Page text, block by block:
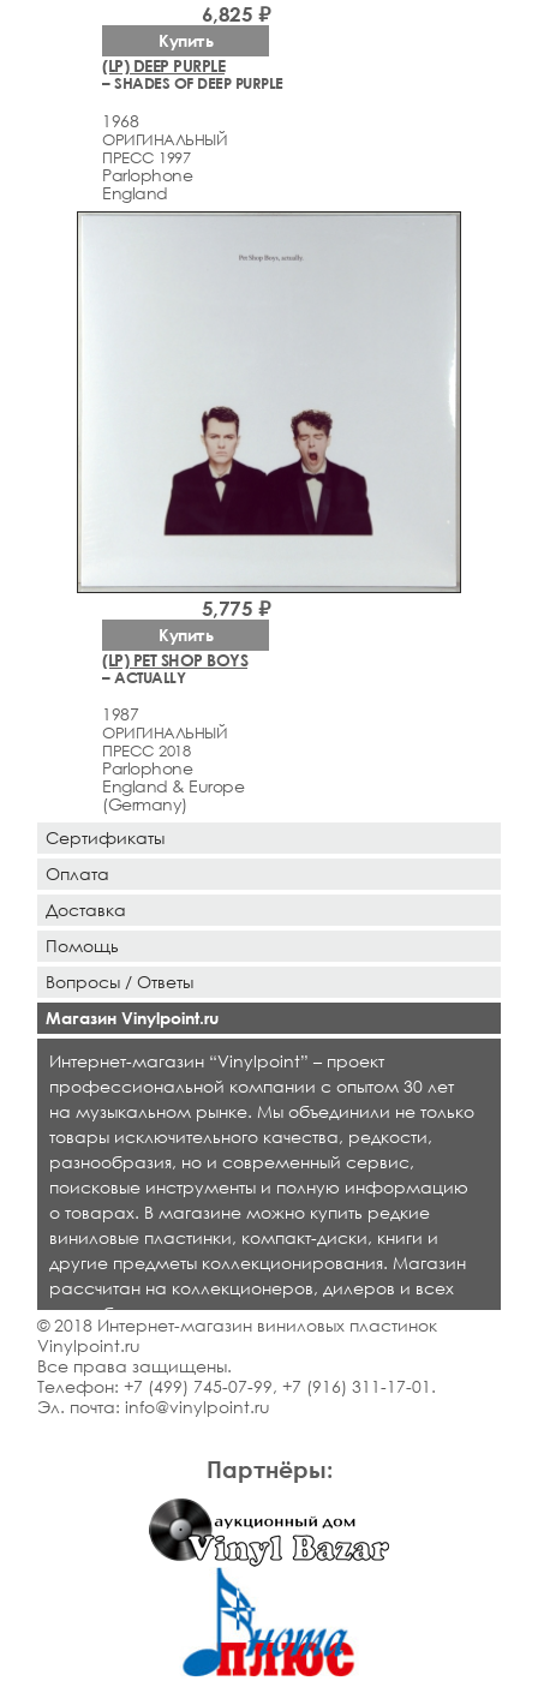
(LP) DEEP PURPLE
– SHADES OF DEEP PURPLE
1968
ОРИГИНАЛЬНЫЙ
ПРЕСС 1997
Parlophone
England
6,825 ₽
Купить
(LP) PET SHOP BOYS
– ACTUALLY
1987
ОРИГИНАЛЬНЫЙ
ПРЕСС 2018
Parlophone
England & Europe
(Germany)
5,775 ₽
Купить
Партнёры:
Сертификаты
Оплата
Доставка
Помощь
Вопросы / Ответы
Магазин Vinylpoint.ru
Интернет-магазин “Vinylpoint” – проект
профессиональной компании с опытом 30 лет
на музыкальном рынке. Мы объединили не только
товары исключительного качества, редкости,
разнообразия, но и современный сервис,
поисковые инструменты и полную информацию
о товарах. В магазине можно купить редкие
виниловые пластинки, компакт-диски, книги и
другие предметы коллекционирования. Магазин
рассчитан на коллекционеров, дилеров и всех
кто любит качественную музыку.
© 2018 Интернет-магазин виниловых пластинок
Vinylpoint.ru
Все права защищены.
Телефон: +7 (499) 745-07-99, +7 (916) 311-17-01 .
Эл. почта: info@vinylpoint.ru